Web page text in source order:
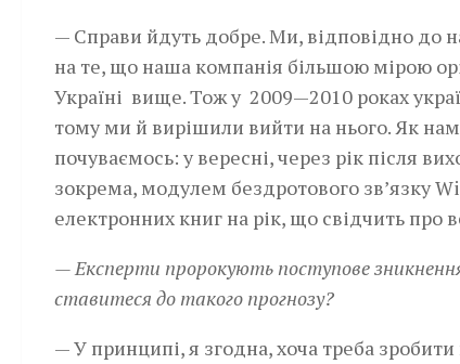
— Справи йдуть добре. Ми, відповідно до
на те, що наша компанія більшою мірою
Україні вище. Тож у 2009—2010 роках
тому ми й вирішили вийти на нього. Як
почуваємось: у вересні, через рік після
зокрема, модулем бездротового зв’язку
електронних книг на рік, що свідчить про
— Експерти пророкують поступове
ставитеся до такого прогнозу?
— У принципі, я згодна, хоча треба